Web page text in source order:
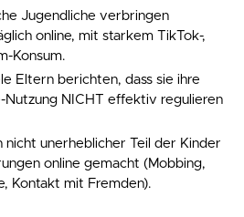
Jugendliche verbringen
online, mit starkem TikTok-,
Konsum.
Eltern berichten, dass sie ihre
Nutzung NICHT effektiv regulieren
nicht unerheblicher Teil der Kinder
online gemacht (Mobbing,
Kontakt mit Fremden).